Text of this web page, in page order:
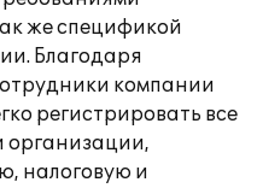
же спецификой
Благодаря
компании
регистрировать все
организации,
налоговую и